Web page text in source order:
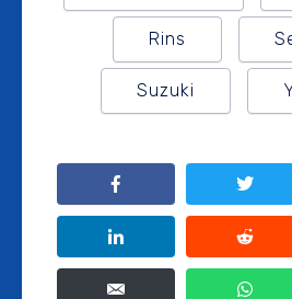
Rins
Suzuki